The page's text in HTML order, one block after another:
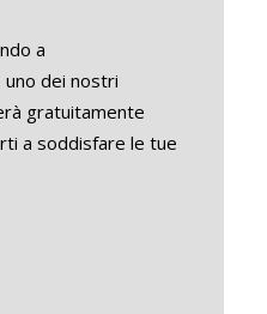
a
uno dei nostri
gratuitamente
a soddisfare le tue